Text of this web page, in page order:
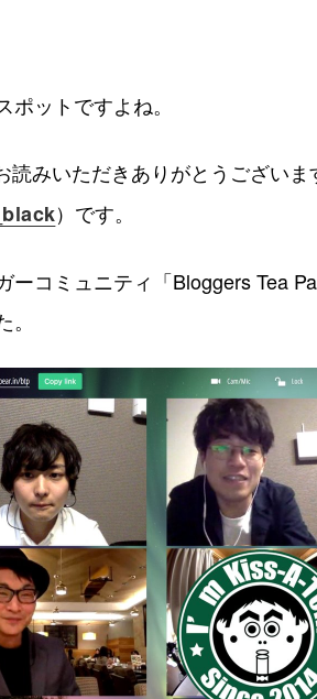
ットですよね。
読みいただきありがとうござい
）です。
ーコミュニティ「Bloggers Tea